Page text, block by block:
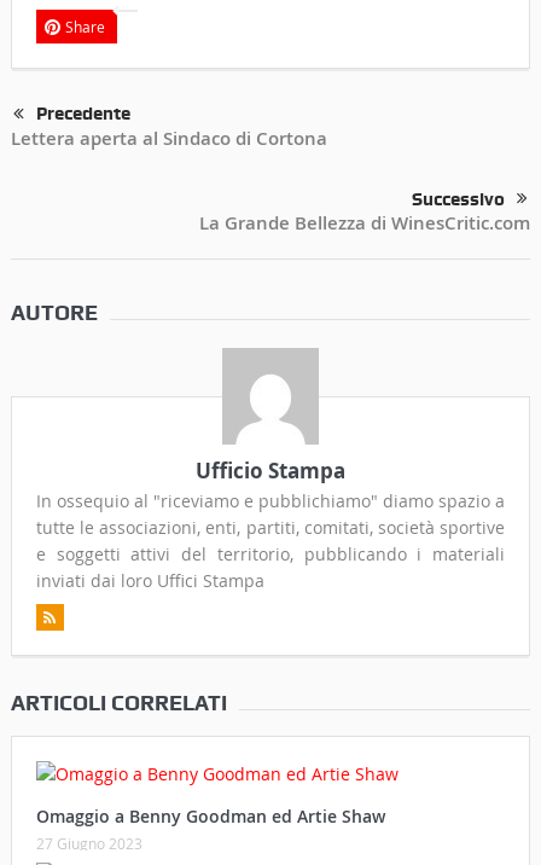
Share
Precedente
Lettera aperta al Sindaco di Cortona
Successivo
La Grande Bellezza di WinesCritic.com
AUTORE
Ufficio Stampa
In ossequio al "riceviamo e pubblichiamo" diamo spazio a
tutte le associazioni, enti, partiti, comitati, società sportive
e soggetti attivi del territorio, pubblicando i materiali
inviati dai loro Uffici Stampa
ARTICOLI CORRELATI
Omaggio a Benny Goodman ed Artie Shaw
27 Giugno 2023